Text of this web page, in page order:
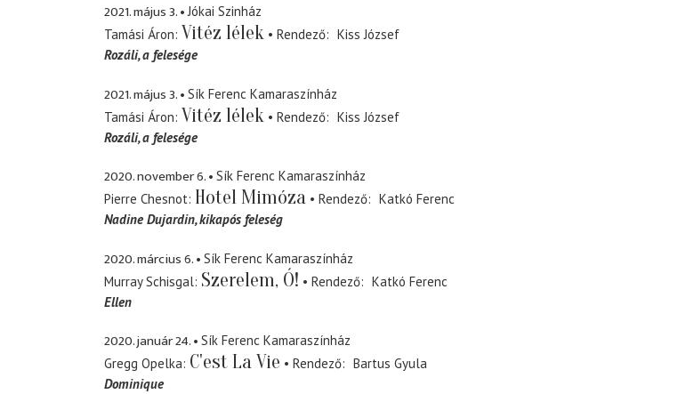
2021. május 3.
Jókai Szinház
Tamási Áron Vitéz lélek Rendező
Kiss József
Rozáli a felesége
2021. május 3.
Sík Ferenc Kamaraszínház
Tamási Áron Vitéz lélek Rendező
Kiss József
Rozáli a felesége
2020. november 6.
Sík Ferenc Kamaraszínház
Pierre Chesnot Hotel Mimóza Rendező
Katkó Ferenc
Nadine Dujardin kikapós feleség
2020. március 6.
Sík Ferenc Kamaraszínház
Murray Schisgal Szerelem, Ó! Rendező
Katkó Ferenc
Ellen
2020. január 24.
Sík Ferenc Kamaraszínház
Gregg Opelka C'est La Vie Rendező
Bartus Gyula
Dominique